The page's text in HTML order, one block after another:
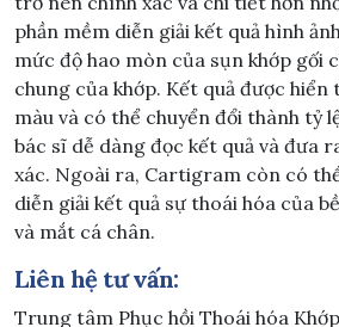
phần mềm diễn giải kết quả hình
mức độ hao mòn của sụn khớp gối
chung của khớp. Kết quả được
màu và có thể chuyển đổi thành tỷ
bác sĩ dễ dàng đọc kết quả và đưa
xác. Ngoài ra, Cartigram còn có
diễn giải kết quả sự thoái hóa của
và mắt cá chân.
Liên hệ tư vấn:
Trung tâm Phục hồi Thoái hóa